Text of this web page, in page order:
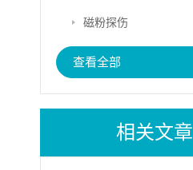
磁粉探伤
查看全部
相关文章